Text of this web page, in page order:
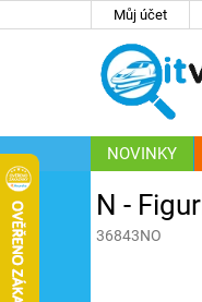
Můj účet
NOVINKY
N -
36843NO